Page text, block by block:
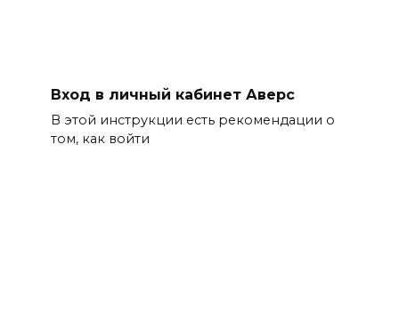
Вход в личный кабинет Аверс
В этой инструкции есть рекомендации о
том, как войти